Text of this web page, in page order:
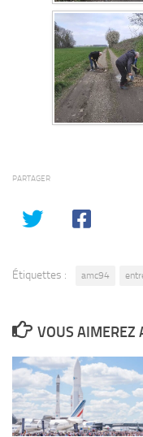
PARTAGER
Étiquettes : amc94
VOUS AIMEREZ